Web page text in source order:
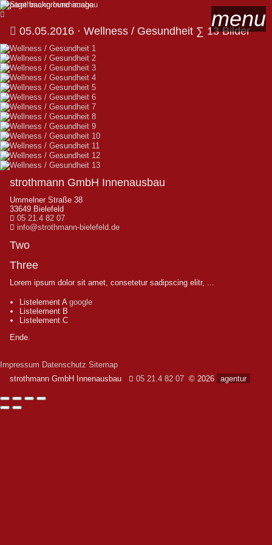
menu
05.05.2016 · Wellness / Gesundheit ∑ 13 Bilder
strothmann GmbH Innenausbau
Ummelner Straße 38
33649 Bielefeld
05 21.4 82 07
info@strothmann-bielefeld.de
Two
Three
Lorem ipsum dolor sit amet, consetetur sadipscing elitr, ...
Listelement Agoogle
Listelement B
Listelement C
Ende.
Impressum Datenschutz Sitemap
strothmann GmbH Innenausbau
05 21.4 82 07 © 2026 agentur